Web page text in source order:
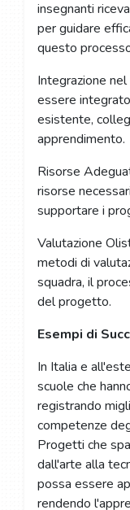
insegnanti
per guidare
questo
Integrazione
essere
esistente,
apprendimento.
Risorse
risorse
supportare i
Valutazione
metodi di
squadra, il
del progetto.
Esempi di
In Italia e
scuole che
registrando
competenze
Progetti che
dall'arte alla
possa essere
rendendo